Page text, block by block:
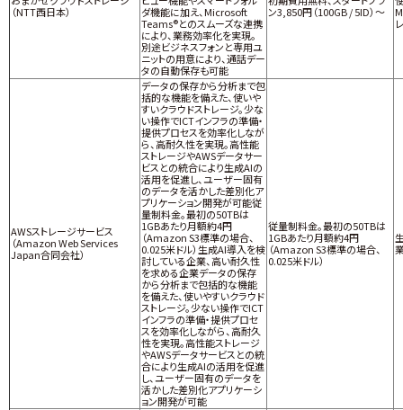
（NTT西日本）
ダ機能に加え、Microsoft
Teams®とのスムーズな連携
により、業務効率化を実現。
別途ビジネスフォンと専用ユ
ニットの用意により、通話デー
タの自動保存も可能
ン3,850円（100GB / 5ID）～
AWSストレージサービス
（Amazon Web Services
Japan合同会社）
データの保存から分析まで包
括的な機能を備えた、使いや
すいクラウドストレージ。少な
い操作でICTインフラの準備・
提供プロセスを効率化しなが
ら、高耐久性を実現。高性能
ストレージやAWSデータサー
ビスとの統合により生成AIの
活用を促進し、ユーザー固有
のデータを活かした差別化ア
プリケーション開発が可能従
量制料金。最初の50TBは
1GBあたり月額約4円
（Amazon S3標準の場合、
0.025米ドル）生成AI導入を検
討している企業、高い耐久性
を求める企業データの保存
から分析まで包括的な機能
を備えた、使いやすいクラウド
ストレージ。少ない操作でICT
インフラの準備・提供プロセ
スを効率化しながら、高耐久
性を実現。高性能ストレージ
やAWSデータサービスとの統
合により生成AIの活用を促進
し、ユーザー固有のデータを
活かした差別化アプリケーシ
ョン開発が可能
従量制料金。最初の50TBは
1GBあたり月額約4円
（Amazon S3標準の場合、
0.025米ドル）